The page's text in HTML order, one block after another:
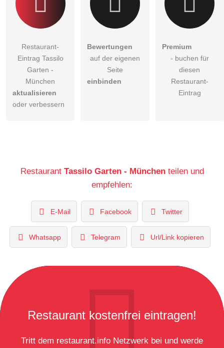
Restaurant-
Eintrag Tassilo
Garten -
München
aktualisieren
oder verbessern
Bewertungen
auf der eigenen
Seite
einbinden
Premium
- buchen für
diesen
Restaurant-
Eintrag
Restaurant Tassilo Garten - Münchenteilen und
empfehlen:
E-Mail Facebook Twitter
Whatsapp Telegram Url/Link kopieren
Restaurant kostenfrei eintragen!
Tritt dem restaurant.info Netzwerk bei und werde